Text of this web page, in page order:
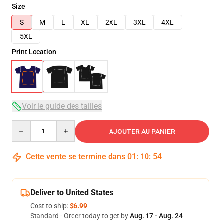
Size
S
M L XL 2XL 3XL
4XL
5XL
Print Location
Voir le guide des tailles
AJOUTER AU PANIER
Cette vente se termine dans 01 : 10: 53
Deliver to United States
Cost to ship:$6.99
Standard - Order today to get byAug. 17 - Aug. 24